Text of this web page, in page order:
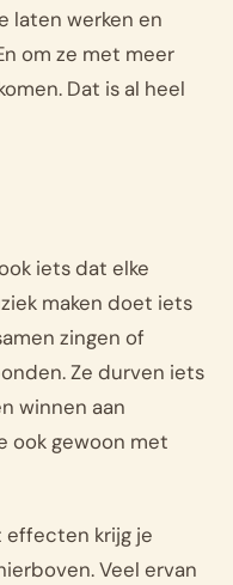
laten werken en
om ze met meer
Dat is al heel
iets dat elke
maken doet iets
zingen of
Ze durven iets
winnen aan
ook gewoon met
effecten krijg je
Veel ervan